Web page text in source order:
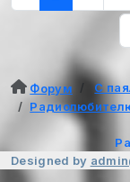
Форум
С
Designed by